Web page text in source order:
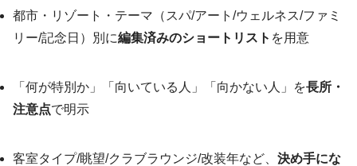
都市・リゾート・テーマ（スパ/アート/ウェルネス/ファミ
リー/記念日）別に編集済みのショートリスト を用意
「何が特別か」「向いている人」「向かない人」を長所・
注意点で明示
客室タイプ/眺望/クラブラウンジ/改装年など、 決め手にな